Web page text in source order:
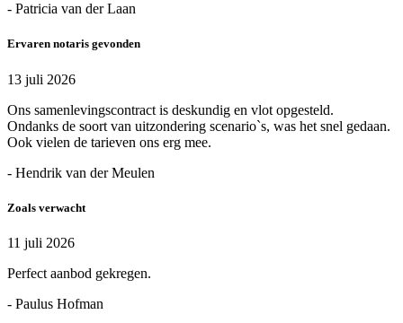
- Patricia van der Laan
Ervaren notaris gevonden
13 juli 2026
Ons samenlevingscontract is deskundig en vlot opgesteld.
Ondanks de soort van uitzondering scenario`s, was het snel gedaan.
Ook vielen de tarieven ons erg mee.
- Hendrik van der Meulen
Zoals verwacht
11 juli 2026
Perfect aanbod gekregen.
- Paulus Hofman